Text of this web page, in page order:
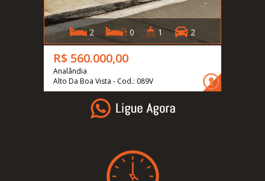
2 0 1 2
R$ 560.000,00
Analândia
Alto Da Boa Vista - Cod.: 089V